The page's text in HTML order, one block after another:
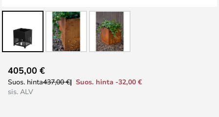
to
the
405,00 €
Suos. hinta437,00 €
Suos. hinta -32,00 €
sis. ALV